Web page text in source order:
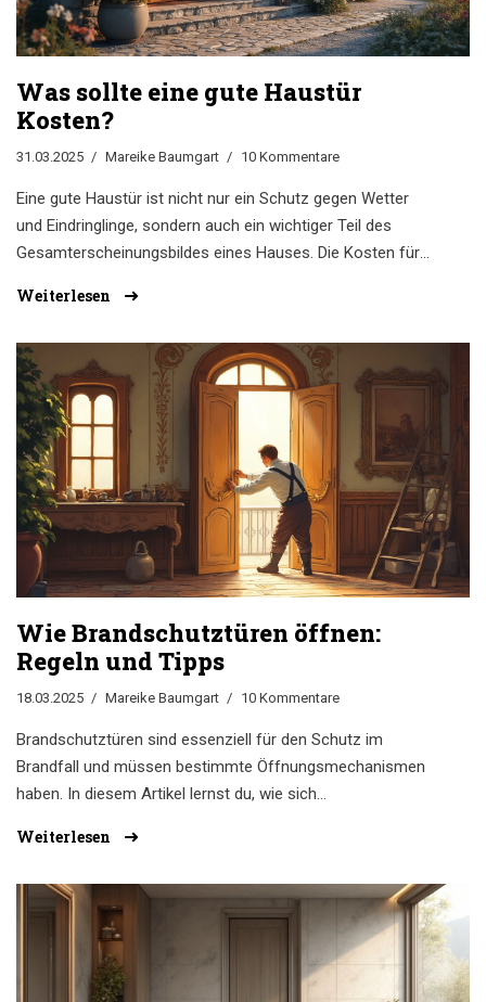
Was sollte eine gute Haustür
Kosten?
31.03.2025 Mareike Baumgart 10 Kommentare
Eine gute Haustür ist nicht nur ein Schutz gegen Wetter
und Eindringlinge, sondern auch ein wichtiger Teil des
Gesamterscheinungsbildes eines Hauses. Die Kosten für
zusätzlichen Funktionen stark variieren. In diesem Artikel
beeinflussen, und Tipps geben, wie man die beste
Entscheidung trifft, ohne das Budget zu sprengen.
Weiterlesen
Wie Brandschutztüren öffnen:
Regeln und Tipps
18.03.2025 Mareike Baumgart 10 Kommentare
Brandschutztüren sind essenziell für den Schutz im
Brandfall und müssen bestimmte Öffnungsmechanismen
haben. In diesem Artikel lernst du, wie sich
warum diese Regelungen so wichtig sind. Es werden
vorgestellt. Entdecke, wie solche Türen funktionieren und
welche Sicherheitsvorkehrungen zu beachten sind.
Weiterlesen